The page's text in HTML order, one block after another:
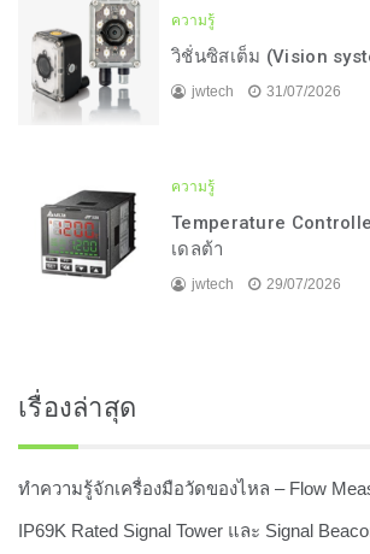
ความรู้
วิชั่นซิสเต็ม (Vision
jwtech 31/07/2026
ความรู้
Temperature
เดลต้า
jwtech 29/07/2026
เรื่องล่าสุด
ทำความรู้จักเครื่องมือวัดของไหล – Flow
IP69K Rated Signal Tower และ Signal